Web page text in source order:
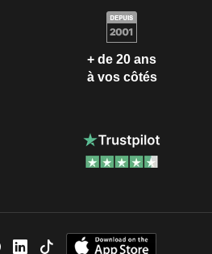
+ de 20 ans
à vos côtés